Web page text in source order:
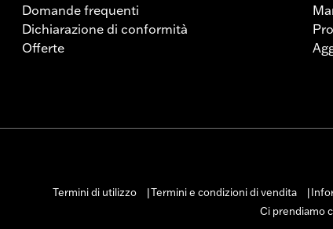
Domande frequenti
Dichiarazione di conformità
Offerte
Termini di utilizzo
Termini e condizioni di vendita
Ci prendiamo